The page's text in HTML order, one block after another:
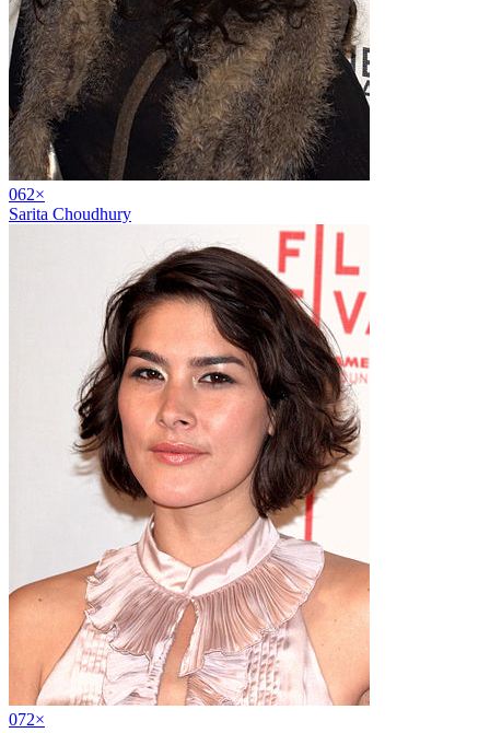
062×
Sarita Choudhury
072×